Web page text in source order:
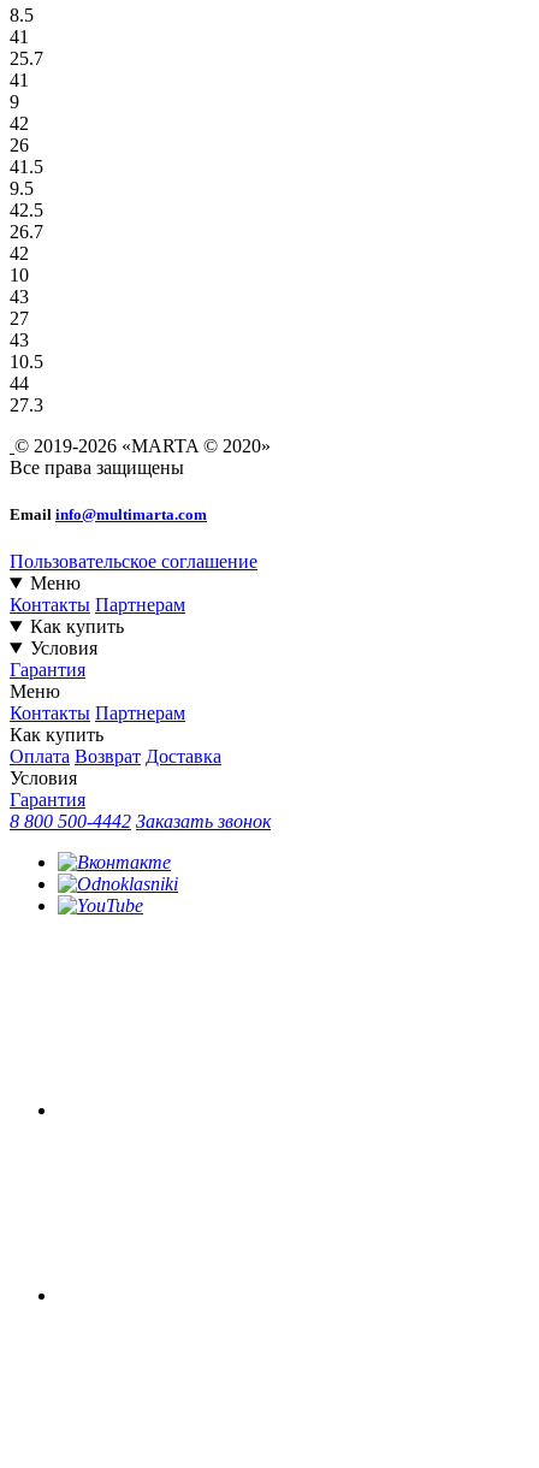
8.5
41
25.7
41
9
42
26
41.5
9.5
42.5
26.7
42
10
43
27
43
10.5
44
27.3
© 2019-2026 «MARTA © 2020»
Все права защищены
Email info@multimarta.com
Пользовательское соглашение
Меню
Контакты Партнерам
Как купить
Условия
Гарантия
Меню
Контакты Партнерам
Как купить
Оплата Возврат Доставка
Условия
Гарантия
8 800 500-4442 Заказать звонок